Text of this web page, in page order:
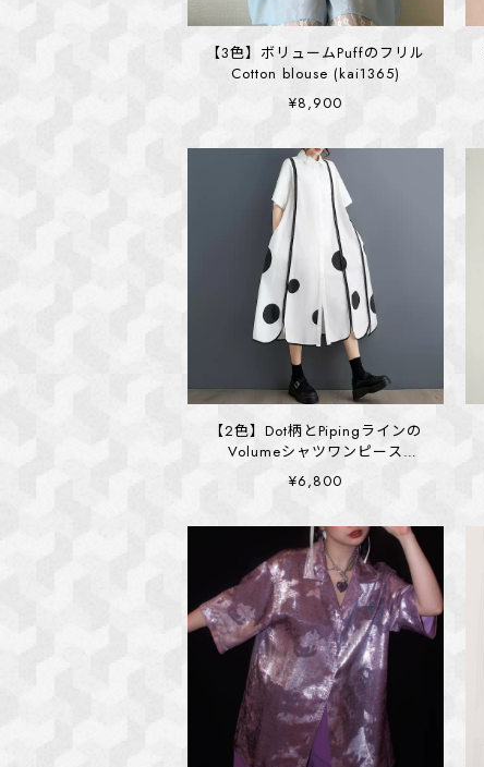
【3色】ボリュームPuffのフリル
Cotton blouse (kai1365)
¥8,900
【2色】Dot柄とPipingラインの
Volumeシャツワンピース
(kai1391)
¥6,800